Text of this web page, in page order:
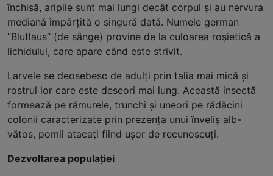
închi­să, aripile sunt mai lungi decât corpul şi au nervura
mediană împărţită o singură dată. Numele german
“Blutlaus” (de sânge) provine de la culoarea roşietică a
lichidului, care apare când este strivit.
Larvele se deosebesc de adulţi prin talia mai mică şi
rostrul lor care este deseori mai lung. Această insectă
formează pe rămurele, trunchi şi uneori pe rădăcini
colonii caracterizate prin prezenţa unui înveliş alb-
vătos, pomii atacaţi fiind uşor de recunoscuţi.
Dezvoltarea populației